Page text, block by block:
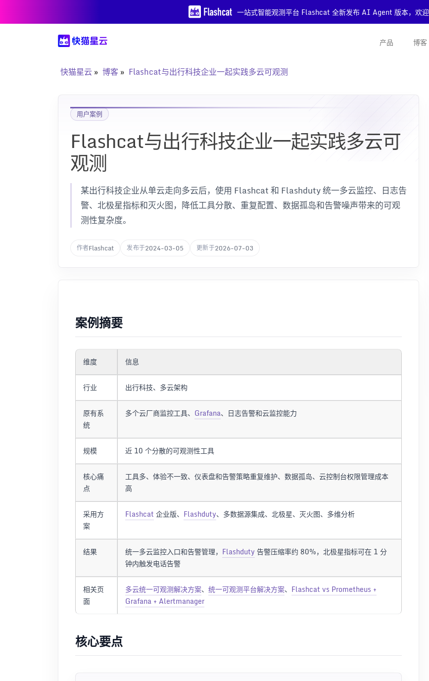
一站式智能观测平台 Flashcat 全新发布 AI Agent 版本，欢迎
产品 博客
快猫星云 博客 Flashcat与出行科技企业一起实践多云可观测
用户案例
Flashcat与出行科技企业一起实践多云可
观测
某出行科技企业从单云走向多云后，使用 Flashcat 和 Flashduty 统一多云监控、日志告
警、北极星指标和灭火图，降低工具分散、重复配置、数据孤岛和告警噪声带来的可观
测性复杂度。
作者Flashcat 发布于2024-03-05 更新于2026-07-03
案例摘要
维度 信息
行业 出行科技、多云架构
原有系
统
多个云厂商监控工具、 Grafana、日志告警和云监控能力
规模 近 10 个分散的可观测性工具
核心痛
点
工具多、体验不一致、仪表盘和告警策略重复维护、数据孤岛、云控制台权限管理成本
高
采用方
案
Flashcat 企业版、 Flashduty、多数据源集成、北极星、灭火图、多维分析
结果 统一多云监控入口和告警管理， Flashduty 告警压缩率约 80%，北极星指标可在 1 分
钟内触发电话告警
相关页
面
多云统一可观测解决方案、统一可观测平台解决方案、 Flashcat vs Prometheus +
Grafana + Alertmanager
核心要点